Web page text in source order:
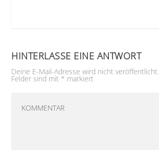
HINTERLASSE EINE ANTWORT
Deine E-Mail-Adresse wird nicht veröffentlicht.
Felder sind mit * markiert